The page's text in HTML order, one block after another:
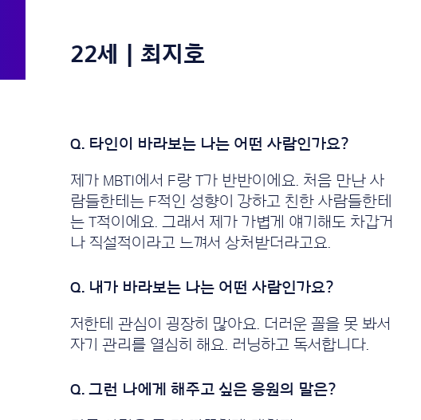
22세 | 최지호
제가 MBTI에서 F랑 T가 반반이에요. 처음 만난 사
람들한테는 F적인 성향이 강하고 친한 사람들한테
는 T적이에요. 그래서 제가 가볍게 얘기해도 차갑거
나 직설적이라고 느껴서 상처받더라고요.
저한테 관심이 굉장히 많아요. 더러운 꼴을 못 봐서
자기 관리를 열심히 해요. 러닝하고 독서합니다.